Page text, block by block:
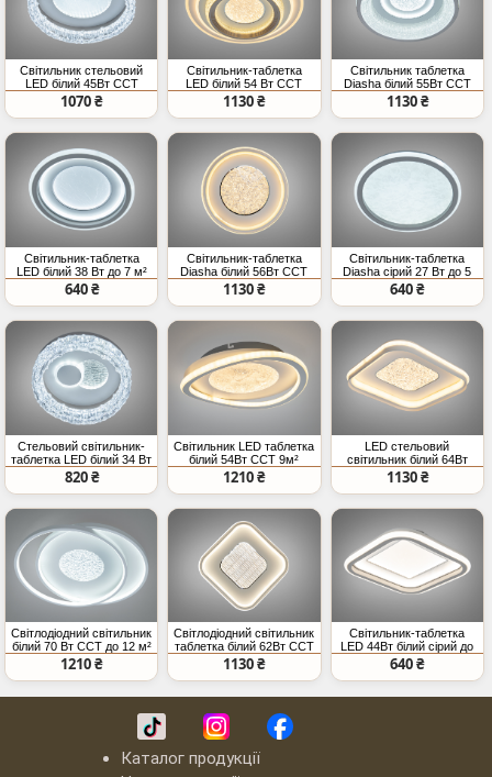
Світильник стельовий
LED білий 45Вт CCT
вимикач
1070 ₴
Світильник-таблетка
LED білий 54 Вт CCT
вимикач
1130 ₴
Світильник таблетка
Diasha білий 55Вт CCT
1130 ₴
Світильник-таблетка
LED білий 38 Вт до 7 м²
640 ₴
Світильник-таблетка
Diasha білий 56Вт CCT
вимикач
1130 ₴
Світильник-таблетка
Diasha сірий 27 Вт до 5
м²
640 ₴
Стельовий світильник-
таблетка LED білий 34 Вт
до 6 м² накладний
820 ₴
Світильник LED таблетка
білий 54Вт CCT 9м²
1210 ₴
LED стельовий
світильник білий 64Вт
CCT 11м2
1130 ₴
Світлодіодний світильник
білий 70 Вт CCT до 12 м²
1210 ₴
Світлодіодний світильник
таблетка білий 62Вт CCT
11 м2
1130 ₴
Світильник-таблетка
LED 44Вт білий сірий до
8м²
640 ₴
Каталог продукції